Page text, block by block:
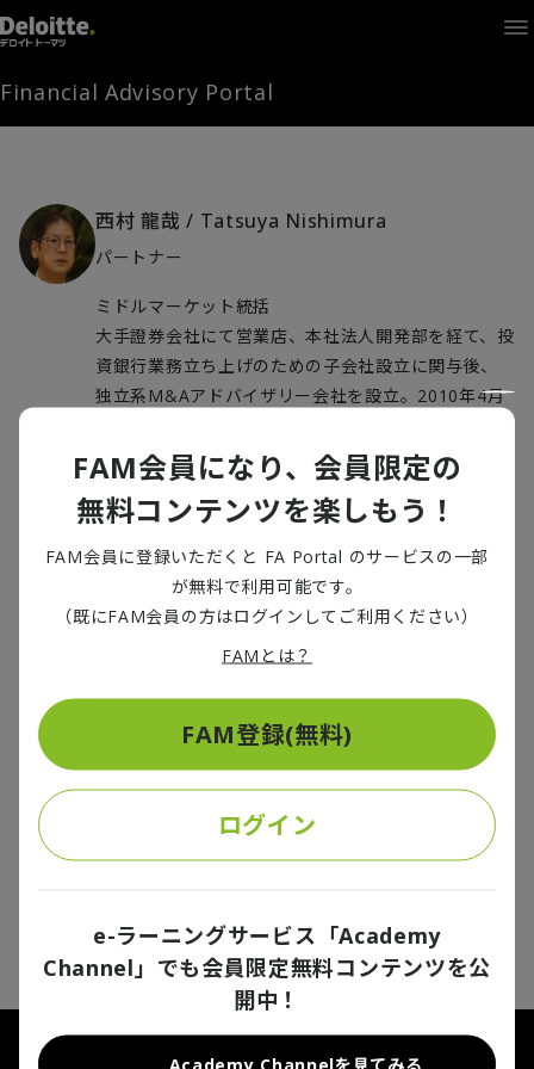
Home
Times
Channel
Library
お問い合わせ
FA Portal
ログイン FAM会員登録
Financial Advisory Portal
西村 龍哉 / Tatsuya Nishimura
パートナー
ミドルマーケット統括
大手證券会社にて営業店、本社法人開発部を経て、投
資銀行業務立ち上げのための子会社設立に関与後、
独立系M&Aアドバイザリー会社を設立。2010年4月
1日より当社のコーポレート ファイナンシャルアドバ
イザリー部門に入社。様々なセクターのディールに関
与し、豊富な成約実績を有している。日本証券アナ
リスト協会検定会員
中小M&A、7つの鉄則
ミドルマーケット
2022/12/08
中堅・中小企業M&Aを推し進める気運が高まっている。「人生をかけた
真剣勝負」に挑む覚悟と、成長追求のガッツをもって当たりたい。体験
的７つの鉄則からの提言。
1
FAM会員になり、会員限定の
無料コンテンツを楽しもう！
FAM会員に登録いただくと FA Portal のサービスの一部
が無料で利用可能です。
（既にFAM会員の方はログインしてご利用ください）
FAMとは？
FAM登録(無料)
ログイン
e-ラーニングサービス「Academy
Channel」でも会員限定無料コンテンツを公
開中！
Academy Channelを見てみる